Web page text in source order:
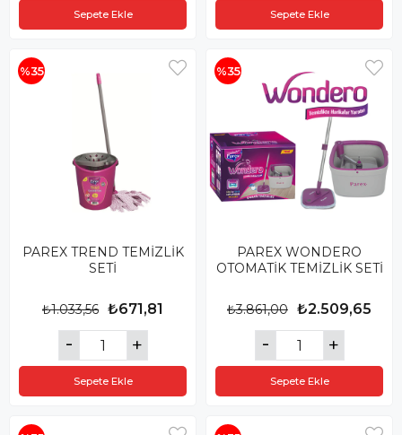
Sepete Ekle Sepete Ekle
PAREX TREND TEMİZLİK
SETİ
₺671,81
₺1.033,56
Sepete Ekle
%35
PAREX WONDERO
OTOMATİK TEMİZLİK SETİ
₺2.509,65
₺3.861,00
Sepete Ekle
%35